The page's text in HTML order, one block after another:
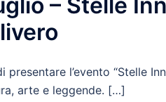
presentare l’evento “Stelle
arte e leggende. […]